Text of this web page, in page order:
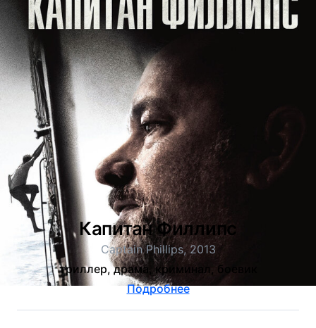
Капитан Филлипс
Captain Phillips, 2013
триллер, драма, криминал, боевик
Подробнее